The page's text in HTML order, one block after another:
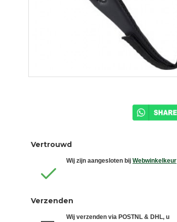
Vertrouwd
Wij zijn aangesloten bij Webwinkelkeur
Verzenden
Wij verzenden via POSTNL & DHL, u